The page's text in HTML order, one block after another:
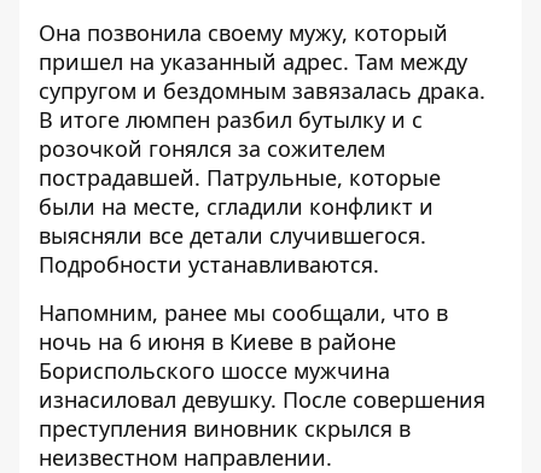
Она позвонила своему мужу, который
пришел на указанный адрес. Там между
супругом и бездомным завязалась драка.
В итоге люмпен разбил бутылку и с
розочкой гонялся за сожителем
пострадавшей. Патрульные, которые
были на месте, сгладили конфликт и
выясняли все детали случившегося.
Подробности устанавливаются.
Напомним, ранее мы сообщали, что в
ночь на 6 июня в Киеве в районе
Бориспольского шоссе мужчина
изнасиловал девушку. После совершения
преступления виновник скрылся в
неизвестном направлении.